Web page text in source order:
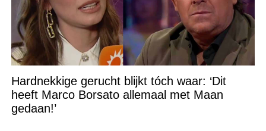
Hardnekkige gerucht blijkt tóch waar: ‘Dit
heeft Marco Borsato allemaal met Maan
gedaan!’